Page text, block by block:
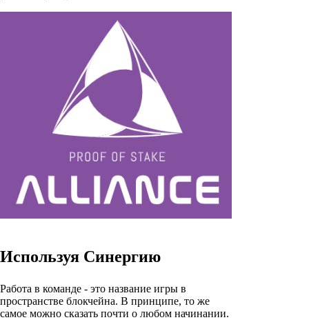
Используя Синергию
Работа в команде - это название игры в
пространстве блокчейна. В принципе, то же
самое можно сказать почти о любом начинании.